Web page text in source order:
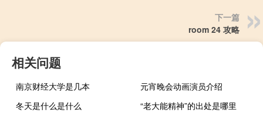
下一篇
room 24 攻略
相关问题
南京财经大学是几本
元宵晚会动画演员介绍
冬天是什么是什么
“老大能精神”的出处是哪里